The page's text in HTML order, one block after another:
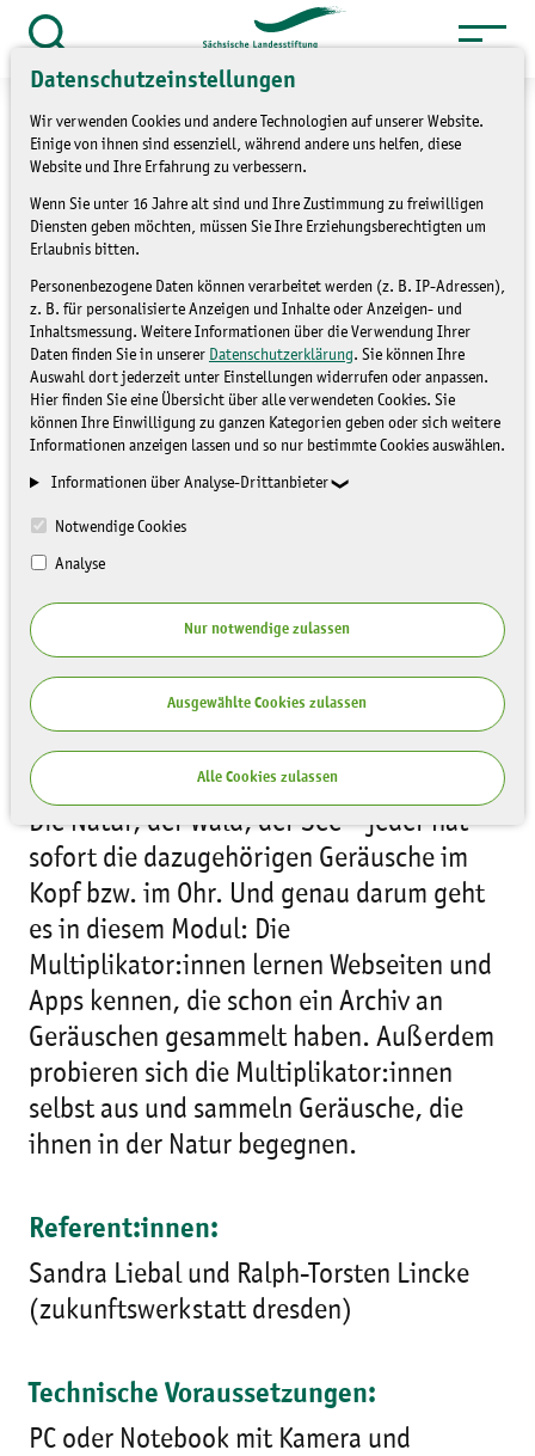
Datenschutzeinstellungen
Wir verwenden Cookies und andere Technologien auf unserer Website.
Einige von ihnen sind essenziell, während andere uns helfen, diese
Website und Ihre Erfahrung zu verbessern.
Wenn Sie unter 16 Jahre alt sind und Ihre Zustimmung zu freiwilligen
Diensten geben möchten, müssen Sie Ihre Erziehungsberechtigten um
Erlaubnis bitten.
Personenbezogene Daten können verarbeitet werden (z. B. IP-Adressen),
z. B. für personalisierte Anzeigen und Inhalte oder Anzeigen- und
Inhaltsmessung. Weitere Informationen über die Verwendung Ihrer
Daten finden Sie in unserer Datenschutzerklärung. Sie können Ihre
Auswahl dort jederzeit unter Einstellungen widerrufen oder anpassen.
Hier finden Sie eine Übersicht über alle verwendeten Cookies. Sie
können Ihre Einwilligung zu ganzen Kategorien geben oder sich weitere
Informationen anzeigen lassen und so nur bestimmte Cookies auswählen.
Informationen über Analyse-Drittanbieter
Notwendige Cookies
Analyse
Nur notwendige zulassen
Ausgewählte Cookies zulassen
Alle Cookies zulassen
Zum
Inhalt
springen
öffnen
Themen » Umweltbildung » Digitale
Umweltbildung
Mit offenen Ohren durch
die Natur
DIGITALE UMWELTBILDUNG
(Foto: Johannes Weiditz)
Die Natur, der Wald, der See – jeder hat
sofort die dazugehörigen Geräusche im
Kopf bzw. im Ohr. Und genau darum geht
es in diesem Modul: Die
Multiplikator:innen lernen Webseiten und
Apps kennen, die schon ein Archiv an
Geräuschen gesammelt haben. Außerdem
probieren sich die Multiplikator:innen
selbst aus und sammeln Geräusche, die
ihnen in der Natur begegnen.
Referent:innen:
Sandra Liebal und Ralph-Torsten Lincke
(zukunftswerkstatt dresden)
Technische Voraussetzungen:
PC oder Notebook mit Kamera und